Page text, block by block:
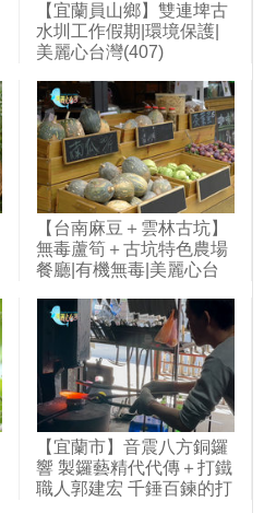
【宜蘭員山鄉】雙連埤古
水圳工作假期|環境保護|
美麗心台灣(407)
【台南麻豆＋雲林古坑】
無毒蘆筍＋古坑特色農場
餐廳|有機無毒|美麗心台
【宜蘭市】音震八方銅鑼
響 製鑼藝精代代傳＋打鐵
職人郭建宏 千錘百鍊的打